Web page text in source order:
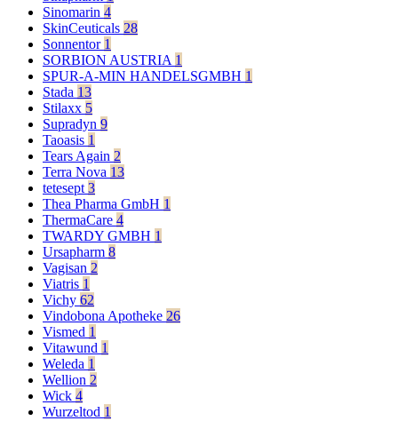
Sinomarin 4
SkinCeuticals 28
Sonnentor 1
SORBION AUSTRIA 1
SPUR-A-MIN HANDELSGMBH 1
Stada 13
Stilaxx 5
Supradyn 9
Taoasis 1
Tears Again 2
Terra Nova 13
tetesept 3
Thea Pharma GmbH 1
ThermaCare 4
TWARDY GMBH 1
Ursapharm 8
Vagisan 2
Viatris 1
Vichy 62
Vindobona Apotheke 26
Vismed 1
Vitawund 1
Weleda 1
Wellion 2
Wick 4
Wurzeltod 1